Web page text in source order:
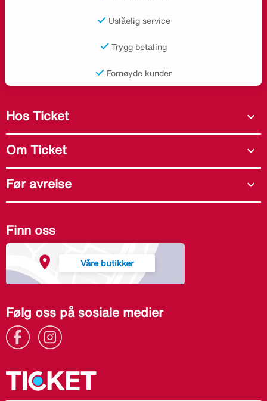
Uslåelig service
Trygg betaling
Fornøyde kunder
Hos Ticket expand_more
Om Ticket expand_more
Før avreise expand_more
Finn oss
Våre butikker
Følg oss på sosiale medier